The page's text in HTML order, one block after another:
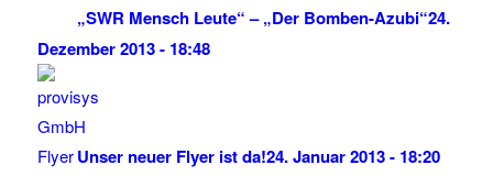
„SWR Mensch Leute“ – „Der Bomben-Azubi“24.
Dezember 2013 - 18:48
Unser neuer Flyer ist da!24. Januar 2013 - 18:20